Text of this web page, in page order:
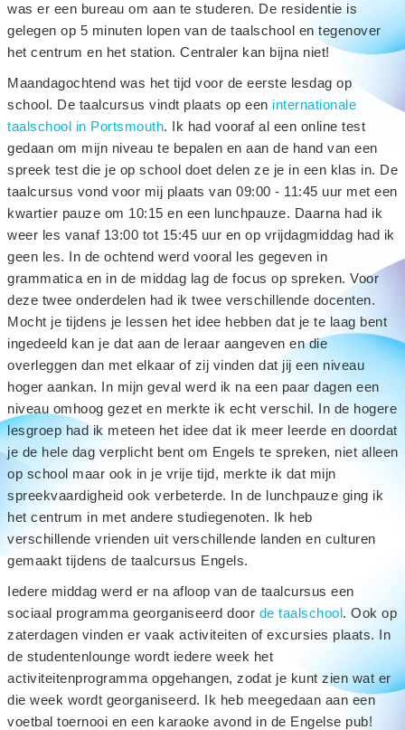
was er een bureau om aan te studeren. De residentie is
gelegen op 5 minuten lopen van de taalschool en tegenover
het centrum en het station. Centraler kan bijna niet!
Maandagochtend was het tijd voor de eerste lesdag op
school. De taalcursus vindt plaats op een internationale
taalschool in Portsmouth. Ik had vooraf al een online test
gedaan om mijn niveau te bepalen en aan de hand van een
spreek test die je op school doet delen ze je in een klas in. De
taalcursus vond voor mij plaats van 09:00 - 11:45 uur met een
kwartier pauze om 10:15 en een lunchpauze. Daarna had ik
weer les vanaf 13:00 tot 15:45 uur en op vrijdagmiddag had ik
geen les. In de ochtend werd vooral les gegeven in
grammatica en in de middag lag de focus op spreken. Voor
deze twee onderdelen had ik twee verschillende docenten.
Mocht je tijdens je lessen het idee hebben dat je te laag bent
ingedeeld kan je dat aan de leraar aangeven en die
overleggen dan met elkaar of zij vinden dat jij een niveau
hoger aankan. In mijn geval werd ik na een paar dagen een
niveau omhoog gezet en merkte ik echt verschil. In de hogere
lesgroep had ik meteen het idee dat ik meer leerde en doordat
je de hele dag verplicht bent om Engels te spreken, niet alleen
op school maar ook in je vrije tijd, merkte ik dat mijn
spreekvaardigheid ook verbeterde. In de lunchpauze ging ik
het centrum in met andere studiegenoten. Ik heb
verschillende vrienden uit verschillende landen en culturen
gemaakt tijdens de taalcursus Engels.
Iedere middag werd er na afloop van de taalcursus een
sociaal programma georganiseerd door de taalschool. Ook op
zaterdagen vinden er vaak activiteiten of excursies plaats. In
de studentenlounge wordt iedere week het
activiteitenprogramma opgehangen, zodat je kunt zien wat er
die week wordt georganiseerd. Ik heb meegedaan aan een
voetbal toernooi en een karaoke avond in de Engelse pub!